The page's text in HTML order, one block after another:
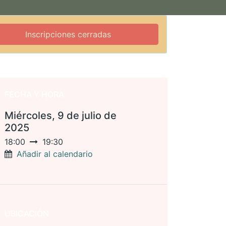
Inscripciones cerradas
Miércoles, 9 de julio de
2025
18:00
19:30
Añadir al calendario